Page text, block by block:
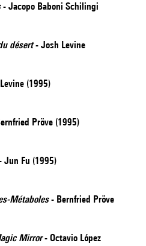
- Jacopo Baboni Schilingi
désert- Josh Levine
(1995)
Pröve (1995)
Jun Fu (1995)
Métaboles- Bernfried Pröve
Mirror- Octavio López